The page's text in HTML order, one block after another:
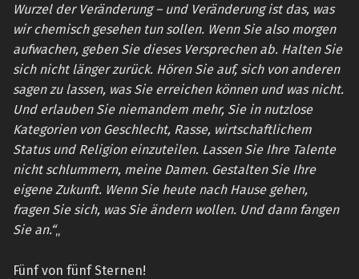
Wurzel der Veränderung – und Veränderung ist das, was
wir chemisch gesehen tun sollen. Wenn Sie also morgen
aufwachen, geben Sie dieses Versprechen ab. Halten Sie
sich nicht länger zurück. Hören Sie auf, sich von anderen
sagen zu lassen, was Sie erreichen können und was nicht.
Und erlauben Sie niemandem mehr, Sie in nutzlose
Kategorien von Geschlecht, Rasse, wirtschaftlichem
Status und Religion einzuteilen. Lassen Sie Ihre Talente
nicht schlummern, meine Damen. Gestalten Sie Ihre
eigene Zukunft. Wenn Sie heute nach Hause gehen,
fragen Sie sich, was Sie ändern wollen. Und dann fangen
Sie an.“„
Fünf von fünf Sternen!